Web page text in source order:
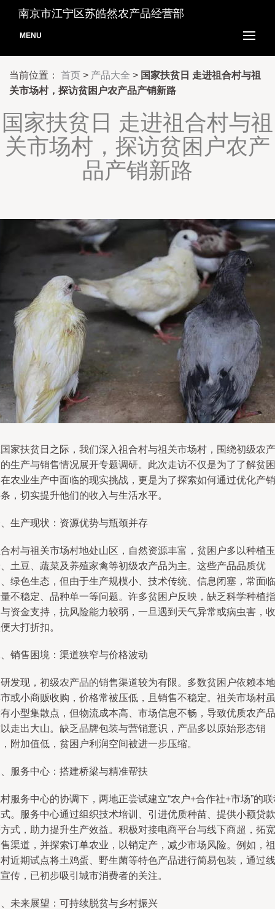
南京市江宁区苏皓然农产品经营部
MENU
当前位置： 首页 > 产品大全 > 国家扶贫日 走进祖合村与祖
关市场村，探访贫困户农产品产销新路
国家扶贫日 走进祖合村与祖
关市场村，探访贫困户农产
品产销新路
家扶贫日之际，我们深入祖合村与祖关市场村，围绕初级农产
生产与销售情况展开专题调研。此次走访不仅是为了了解贫困
农业生产中面临的现实挑战，更是为了探索如何通过优化产销
，切实提升他们的收入与生活水平。
生产现状：资源优势与瓶颈并存
村与祖关市场村地处山区，自然资源丰富，贫困户多以种植玉
土豆、蔬菜及养殖家禽等初级农产品为主。这些产品品质优
绿色生态，但由于生产规模小、技术传统、信息闭塞，常面临
不稳定、品种单一等问题。许多贫困户反映，缺乏科学种植指
资金支持，抗风险能力较弱，一旦遇到天气异常或病虫害，收
大打折扣。
销售困境：渠道狭窄与价格波动
发现，初级农产品的销售渠道较为有限。多数贫困户依赖本地
或小商贩收购，价格常被压低，且销售不稳定。祖关市场村虽
小型集散点，但物流成本高、市场信息不畅，导致优质农产品
走出大山。缺乏品牌包装与营销意识，产品多以原始形态销
附加值低，贫困户利润空间被进一步压缩。
服务中心：搭建桥梁与精准帮扶
服务中心的协调下，两地正尝试建立“农户+合作社+市场”的
。服务中心通过组织技术培训、引进优质种苗、提供小额贷款
式，助力提升生产效益。积极对接电商平台与线下商超，拓宽
渠道，并探索订单农业，以销定产，减少市场风险。例如，祖
近期试点将土鸡蛋、野生菌等特色产品进行简易包装，通过线
传，已初步吸引城市消费者的关注。
未来展望：可持续脱贫与乡村振兴